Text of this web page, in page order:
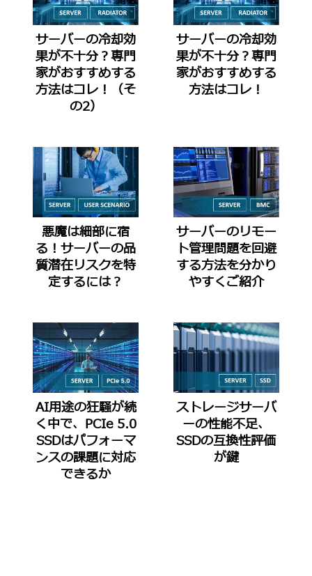
サーバーの冷却効
果が不十分？専門
家がおすすめする
方法はコレ！（そ
の2）
サーバーの冷却効
果が不十分？専門
家がおすすめする
方法はコレ！
悪魔は細部に宿
る！サーバーの品
質潜在リスクを特
定するには？
サーバーのリモー
ト管理問題を回避
する方法を分かり
やすくご紹介
AI用途の狂騒が続
く中で、PCIe 5.0
SSDはパフォーマ
ンスの課題に対応
できるか
ストレージサーバ
ーの性能不足、
SSDの互換性評価
が鍵